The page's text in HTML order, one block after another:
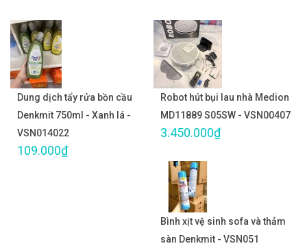
Dung dịch tẩy rửa bồn cầu
Denkmit 750ml - Xanh lá -
VSN014022
109.000₫
Robot hút bụi lau nhà Medion
MD11889 S05SW - VSN00407
3.450.000₫
Bình xịt vệ sinh sofa và thảm
sàn Denkmit - VSN051